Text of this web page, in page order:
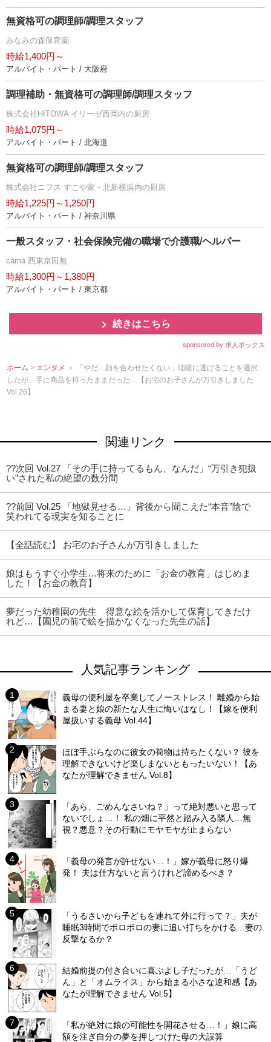
無資格可の調理師/調理スタッフ
みなみの森保育園
時給1,400円～
アルバイト・パート / 大阪府
調理補助・無資格可の調理師/調理スタッフ
株式会社HITOWA イリーゼ西岡内の厨房
時給1,075円～
アルバイト・パート / 北海道
無資格可の調理師/調理スタッフ
株式会社ニフス すこや家・北新横浜内の厨房
時給1,225円～1,250円
アルバイト・パート / 神奈川県
一般スタッフ・社会保険完備の職場で介護職/ヘルパー
carna 西東京田無
時給1,300円～1,380円
アルバイト・パート / 東京都
続きはこちら
sponsored by 求人ボックス
ホーム > エンタメ ＞ 「やだ…顔を合わせたくない」咄嗟に逃げることを選択
したが…手に商品を持ったままだった…【お宅のお子さんが万引きしました
Vol.26】
関連リンク
??次回 Vol.27 「その手に持ってるもん、なんだ」“万引き犯扱
い”された私の絶望の数分間
??前回 Vol.25 「地獄見せる…」背後から聞こえた“本音”陰で
笑われてる現実を知ることに
【全話読む】 お宅のお子さんが万引きしました
娘はもうすぐ小学生…将来のために「お金の教育」はじめま
した！【お金の教育】
夢だった幼稚園の先生 得意な絵を活かして保育してきたけ
れど…【園児の前で絵を描かなくなった先生の話】
人気記事ランキング
義母の便利屋を卒業してノーストレス！ 離婚から始
まる妻と娘の新たな人生に悔いはなし！【嫁を便利
屋扱いする義母 Vol.44】
ほぼ手ぶらなのに彼女の荷物は持ちたくない？ 彼を
理解できないけど楽しまないともったいない！【あ
なたが理解できません Vol.8】
「あら、ごめんなさいね？」って絶対悪いと思って
ないでしょ…！ 私の畑に平然と踏み入る隣人…無
視？悪意？その行動にモヤモヤが止まらない
「義母の発言が許せない…！」嫁が義母に怒り爆
発！ 夫は仕方ないと言うけれど諦めるべき？
「うるさいから子どもを連れて外に行って？」夫が
睡眠3時間でボロボロの妻に追い打ちをかける…妻の
反撃なるか？
結婚前提の付き合いに喜ぶよし子だったが…「うど
ん」と「オムライス」から始まる小さな違和感【あ
なたが理解できません Vol.5】
「私が絶対に娘の可能性を開花させる…！」娘に高
額を注ぎ自分の夢を押しつけた母の大誤算